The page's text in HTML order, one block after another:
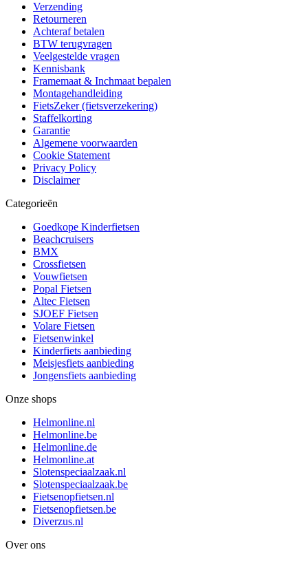
Verzending
Retourneren
Achteraf betalen
BTW terugvragen
Veelgestelde vragen
Kennisbank
Framemaat & Inchmaat bepalen
Montagehandleiding
FietsZeker (fietsverzekering)
Staffelkorting
Garantie
Algemene voorwaarden
Cookie Statement
Privacy Policy
Disclaimer
Categorieën
Goedkope Kinderfietsen
Beachcruisers
BMX
Crossfietsen
Vouwfietsen
Popal Fietsen
Altec Fietsen
SJOEF Fietsen
Volare Fietsen
Fietsenwinkel
Kinderfiets aanbieding
Meisjesfiets aanbieding
Jongensfiets aanbieding
Onze shops
Helmonline.nl
Helmonline.be
Helmonline.de
Helmonline.at
Slotenspeciaalzaak.nl
Slotenspeciaalzaak.be
Fietsenopfietsen.nl
Fietsenopfietsen.be
Diverzus.nl
Over ons